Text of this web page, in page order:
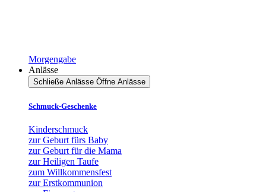
Morgengabe
Anlässe
Schließe Anlässe Öffne Anlässe
Schmuck-Geschenke
Kinderschmuck
zur Geburt fürs Baby
zur Geburt für die Mama
zur Heiligen Taufe
zum Willkommensfest
zur Erstkommunion